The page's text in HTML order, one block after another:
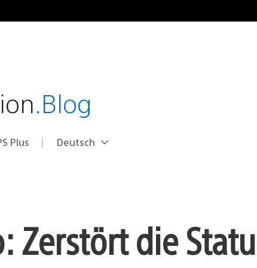
.Blog
Plus Select
Aktuelle
Deutsch
Zerstört die